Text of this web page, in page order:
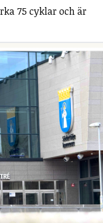
75 cyklar och är